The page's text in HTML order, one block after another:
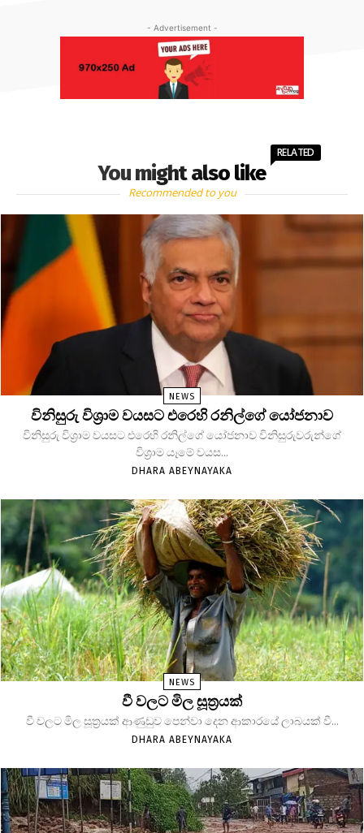
- Advertisement -
You might also like
RELATED
Recommended to you
NEWS
විනිසුරු විශ්‍රාම වයසට එරෙහි රනිල්ගේ යෝජනාව
විනිසුරු විශ්‍රාම වයසට එරෙහි රනිල්ගේ යෝජනාව විනිසුරුවරුන්ගේ
විශ්‍රාම යෑමේ වයස...
DHARA ABEYNAYAKA
NEWS
වී වලට මිල සූත්‍රයක්
වී වලට මිල සූත්‍රයක් ආණුඩුව පෙන්වා දෙන ආකාරයේ ලාබයක් වී...
DHARA ABEYNAYAKA